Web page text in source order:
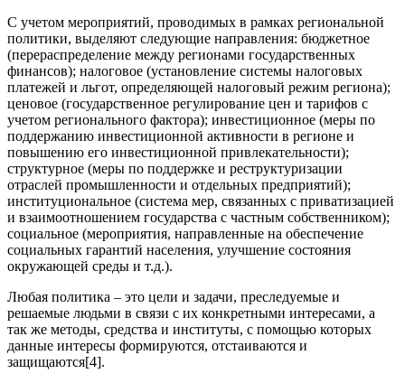
С учетом мероприятий, проводимых в рамках региональной
политики, выделяют следующие направления: бюджетное
(перераспределение между регионами государственных
финансов); налоговое (установление системы налоговых
платежей и льгот, определяющей налоговый режим региона);
ценовое (государственное регулирование цен и тарифов с
учетом регионального фактора); инвестиционное (меры по
поддержанию инвестиционной активности в регионе и
повышению его инвестиционной привлекательности);
структурное (меры по поддержке и реструктуризации
отраслей промышленности и отдельных предприятий);
институциональное (система мер, связанных с приватизацией
и взаимоотношением государства с частным собственником);
социальное (мероприятия, направленные на обеспечение
социальных гарантий населения, улучшение состояния
окружающей среды и т.д.).
Любая политика – это цели и задачи, преследуемые и
решаемые людьми в связи с их конкретными интересами, а
так же методы, средства и институты, с помощью которых
данные интересы формируются, отстаиваются и
защищаются[4].